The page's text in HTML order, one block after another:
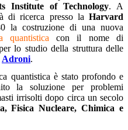
Institute of Technology. A
di ricerca presso la Harvard
la costruzione di una nuova
quantistica con il nome di
lo studio della struttura delle
Adroni.
quantistica è stato profondo e
la soluzione per problemi
irrisolti dopo circa un secolo
Fisica Nucleare, Chimica e